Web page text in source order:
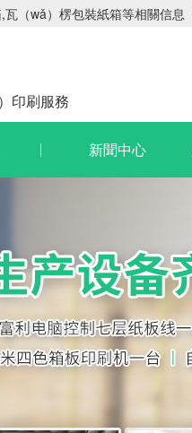
（wǎ）楞包裝紙箱等相關信
印刷服務
新聞中心